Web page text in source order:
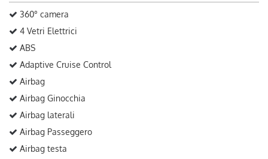
360° camera
4 Vetri Elettrici
ABS
Adaptive Cruise Control
Airbag
Airbag Ginocchia
Airbag laterali
Airbag Passeggero
Airbag testa